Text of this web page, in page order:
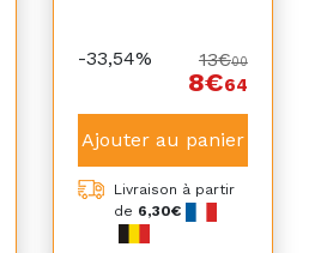
-33,54% 13€00
8€64
Ajouter au panier
Livraison à partir
de 6,30€